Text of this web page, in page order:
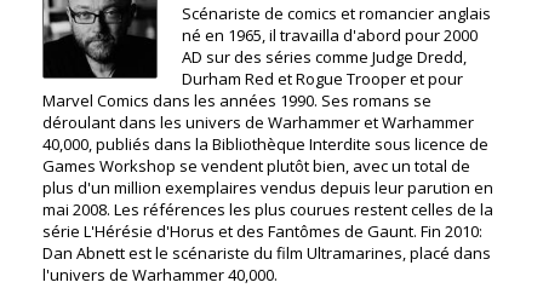
Scénariste de comics et romancier anglais
né en 1965, il travailla d'abord pour 2000
AD sur des séries comme Judge Dredd,
Durham Red et Rogue Trooper et pour
Marvel Comics dans les années 1990. Ses romans se
déroulant dans les univers de Warhammer et Warhammer
40,000, publiés dans la Bibliothèque Interdite sous licence de
Games Workshop se vendent plutôt bien, avec un total de
plus d'un million exemplaires vendus depuis leur parution en
mai 2008. Les références les plus courues restent celles de la
série L'Hérésie d'Horus et des Fantômes de Gaunt. Fin 2010:
Dan Abnett est le scénariste du film Ultramarines, placé dans
l'univers de Warhammer 40,000.